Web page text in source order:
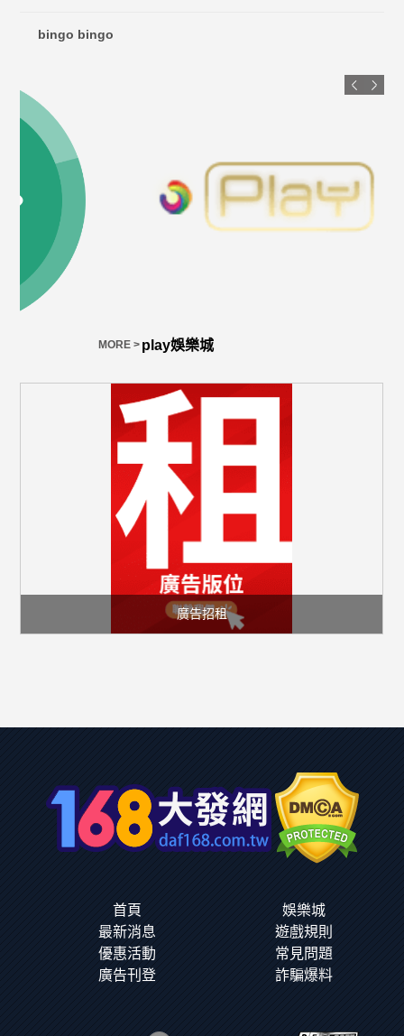
bingo bingo
廣告招租
首頁
娛樂城
最新消息
遊戲規則
優惠活動
常見問題
廣告刊登
詐騙爆料